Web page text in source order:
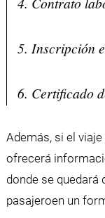
5. Inscripción
6. Certificado
Además, si el
ofrecerá
donde se quedará
pasajeroen un